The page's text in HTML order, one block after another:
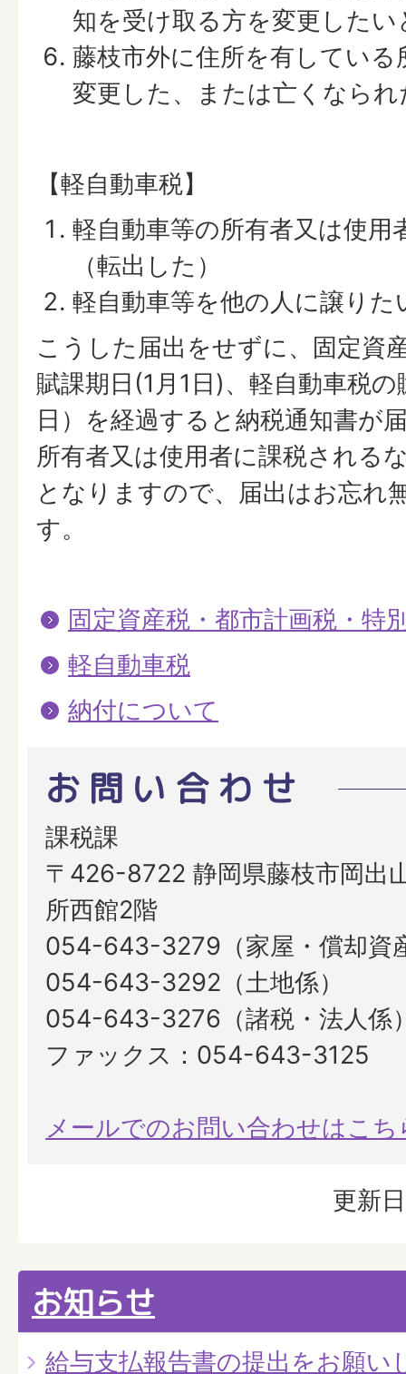
知を受け取る方を変更したい
藤枝市外に住所を有してい
変更した、または亡くなら
【軽自動車税】
軽自動車等の所有者又は使用
（転出した）
軽自動車等を他の人に譲りた
こうした届出をせずに、固定資
賦課期日(1月1日)、軽自動車税
日）を経過すると納税通知書が
所有者又は使用者に課税される
となりますので、届出はお忘れ
す。
固定資産税・都市計画税・特
軽自動車税
納付について
お問い合わせ
課税課
〒426-8722 静岡県藤枝市岡出
所西館2階
054-643-3279（家屋・償却資
054-643-3292（土地係）
054-643-3276（諸税・法人係
ファックス：054-643-3125
メールでのお問い合わせはこち
更新
お知らせ
給与支払報告書の提出をお願い